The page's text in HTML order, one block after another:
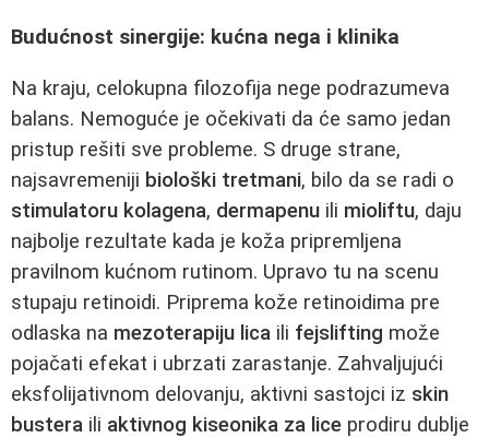
Budućnost sinergije: kućna nega i klinika
Na kraju, celokupna filozofija nege podrazumeva
balans. Nemoguće je očekivati da će samo jedan
pristup rešiti sve probleme. S druge strane,
najsavremeniji biološki tretmani, bilo da se radi o
stimulatoru kolagena, dermapenu ili mioliftu, daju
najbolje rezultate kada je koža pripremljena
pravilnom kućnom rutinom. Upravo tu na scenu
stupaju retinoidi. Priprema kože retinoidima pre
odlaska na mezoterapiju lica ili fejslifting može
pojačati efekat i ubrzati zarastanje. Zahvaljujući
eksfolijativnom delovanju, aktivni sastojci iz skin
bustera ili aktivnog kiseonika za lice prodiru dublje